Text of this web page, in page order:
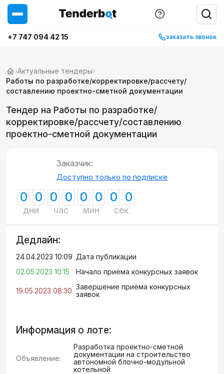
+7 747 094 42 15 заказать звонок
›Актуальные тендеры›
Работы по разработке/корректировке/рассчету/
составлению проектно-сметной документации
Тендер на Работы по разработке/
корректировке/рассчету/составлению
проектно-сметной документации
Заказчик:
Доступно только по подписке
0 0
дни
0 0
час
0 0
мин
0 0
сек
Дедлайн:
24.04.2023 10:09 Дата публикации
02.05.2023 10:15
Начало приёма конкурсных заявок
19.05.2023 08:30 Завершение приёма конкурсных
заявок
Информация о лоте:
Объявление:
Разработка проектно-сметной
документации на строительство
автономной блочно-модульной
котельной